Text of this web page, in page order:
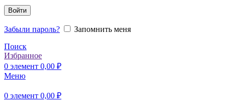
Войти
Забыли пароль?
Запомнить меня
Поиск
Избранное
0 элемент 0,00 ₽
Меню
0 элемент 0,00 ₽